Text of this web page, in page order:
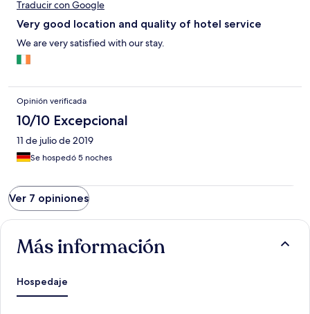
is dus vooral geschikt voor rustzoekers. Pietrasanta is een
bruisend stadje waar veel vermaak is in de avonduren.
Traducir con Google
Very good location and quality of hotel service
We are very satisfied with our stay.
Opinión verificada
10/10 Excepcional
11 de julio de 2019
Se hospedó 5 noches
Ver 7 opiniones
Más información
Hospedaje